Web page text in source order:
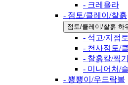
- 크레욜라
- 점토/클레이/찰흙
점토/클레이/찰흙 하
- 석고/지점
- 천사점토/
- 찰흙칼/찍
- 미니어처/
- 뿅뿅이/우드락볼